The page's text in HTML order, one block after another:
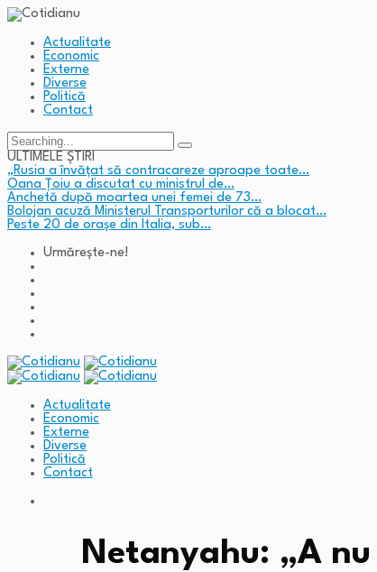
Actualitate
Economic
Externe
Diverse
Politică
Contact
Search
for:
ULTIMELE ȘTIRI
„Rusia a învățat să contracareze aproape toate…
Oana Țoiu a discutat cu ministrul de…
Anchetă după moartea unei femei de 73…
Bolojan acuză Ministerul Transporturilor că a blocat…
Peste 20 de orașe din Italia, sub…
Urmărește-ne!
Actualitate
Economic
Externe
Diverse
Politică
Contact
Netanyahu: „A